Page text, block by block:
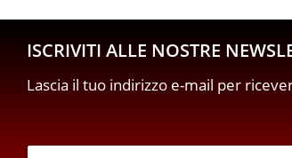
ISCRIVITI ALLE NOSTRE
Lascia il tuo indirizzo e-mail per
E